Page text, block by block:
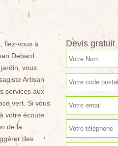
fiez-vous à
Debard
vous
Artisan
services aux
vert. Si vous
votre écoute
de la
des
Devis gratuit